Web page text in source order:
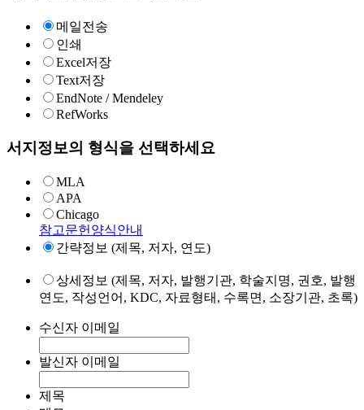
메일전송
인쇄
Excel저장
Text저장
EndNote / Mendeley
RefWorks
서지정보의 형식을 선택하세요
MLA
APA
Chicago
참고문헌양식안내
간략정보 (제목, 저자, 연도)
상세정보 (제목, 저자, 발행기관, 학술지명, 권호, 발행
연도, 작성언어, KDC, 자료형태, 수록면, 소장기관, 초록)
수신자 이메일
발신자 이메일
제목